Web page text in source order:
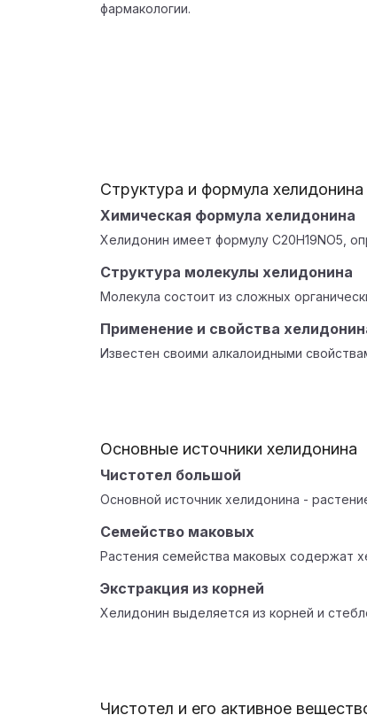
фармакологии.
Структура и формула хелидонина
Химическая формула хелидонина
Хелидонин имеет формулу C20H19NO5,
Структура молекулы хелидонина
Молекула состоит из сложных
Применение и свойства
Известен своими алкалоидными
Основные источники хелидонина
Чистотел большой
Основной источник хелидонина -
Семейство маковых
Растения семейства маковых содержат
Экстракция из корней
Хелидонин выделяется из корней и
Чистотел и его активное